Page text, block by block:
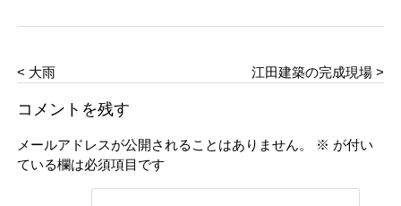
< 大雨 江田建築の完成現場 >
コメントを残す
メールアドレスが公開されることはありません。 ※ が付い
ている欄は必須項目です